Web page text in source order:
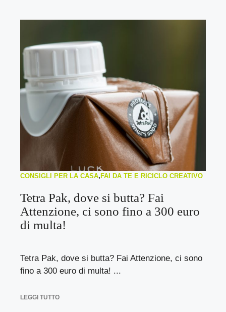
CONSIGLI PER LA CASA, FAI DA TE E RICICLO CREATIVO
Tetra Pak, dove si butta? Fai
Attenzione, ci sono fino a 300 euro
di multa!
Tetra Pak, dove si butta? Fai Attenzione, ci sono
fino a 300 euro di multa! ...
LEGGI TUTTO